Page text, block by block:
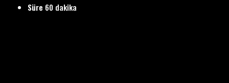
Süre 60 dakika